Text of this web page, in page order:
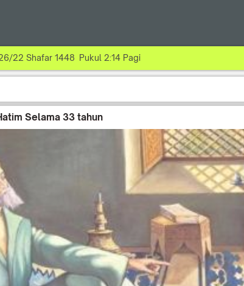
22 Shafar 1448 Pukul 2:14 Pagi
Selama 33 tahun